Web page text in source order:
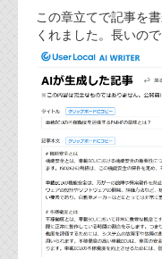
外部投稿記事
ブログテーマ
技術文書
ご希望の方は、お
資料閲覧パスワー
ログインをお願い
名は
機能安全用語集
設計用語集
この章立てで記事を
くれました。長いの